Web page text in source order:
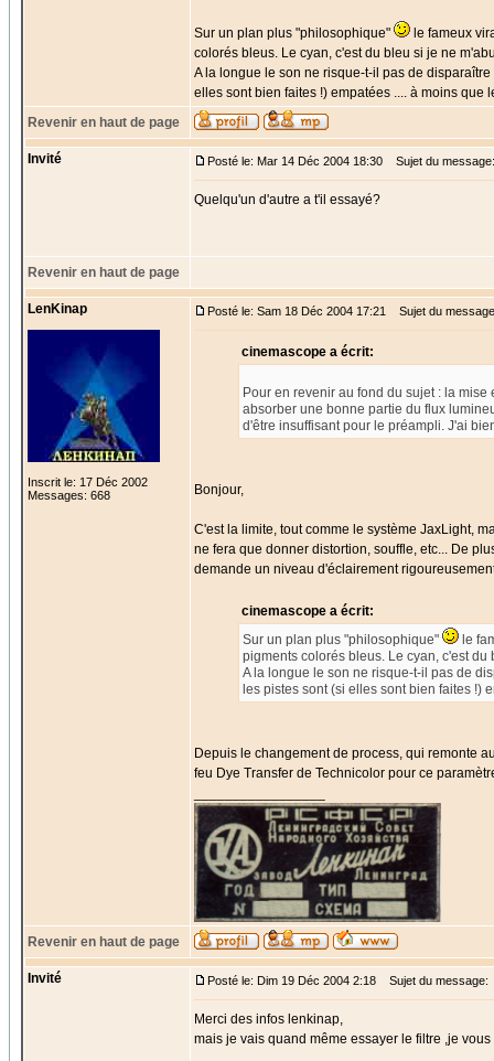
Sur un plan plus "philosophique"
le fameux
colorés bleus. Le cyan, c'est du bleu si je ne
A la longue le son ne risque-t-il pas de
elles sont bien faites !) empatées .... à moins
Revenir en haut de page
Invité Posté le: Mar 14 Déc 2004 18:30 Sujet du message:
Quelqu'un d'autre a t'il essayé?
Revenir en haut de page
LenKinap
Inscrit le: 17 Déc 2002
Messages: 668
Posté le: Sam 18 Déc 2004 17:21 Sujet du
cinemascope a écrit:
Pour en revenir au fond du sujet : la
absorber une bonne partie du flux
d'être insuffisant pour le préampli. J'ai
Bonjour,
C'est la limite, tout comme le système JaxLight,
ne fera que donner distortion, souffle, etc... De
demande un niveau d'éclairement
cinemascope a écrit:
Sur un plan plus "philosophique"
le
pigments colorés bleus. Le cyan, c'est du
A la longue le son ne risque-t-il pas de
les pistes sont (si elles sont bien faites !)
Depuis le changement de process, qui remonte
feu Dye Transfer de Technicolor pour ce
Revenir en haut de page
Invité Posté le: Dim 19 Déc 2004 2:18 Sujet du message:
Merci des infos lenkinap,
mais je vais quand même essayer le filtre ,je